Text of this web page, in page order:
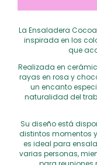
La Ensaladera
inspirada en los
que
Realizada en
rayas en rosa y
un encanto
naturalidad del
Su diseño está
distintos momentos
es ideal para
varias personas,